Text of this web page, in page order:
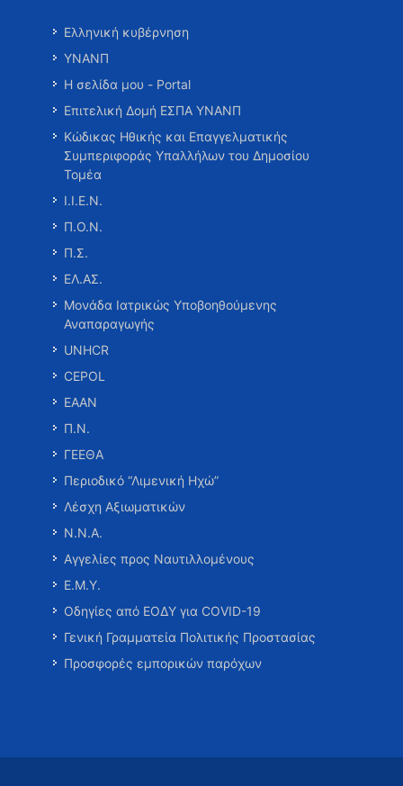
Ελληνική κυβέρνηση
ΥΝΑΝΠ
Η σελίδα μου - Portal
Επιτελική Δομή ΕΣΠΑ ΥΝΑΝΠ
Κώδικας Ηθικής και Επαγγελματικής
Συμπεριφοράς Υπαλλήλων του Δημοσίου
Τομέα
Ι.Ι.Ε.Ν.
Π.Ο.Ν.
Π.Σ.
ΕΛ.ΑΣ.
Μονάδα Ιατρικώς Υποβοηθούμενης
Αναπαραγωγής
UNHCR
CEPOL
ΕΑΑΝ
Π.Ν.
ΓΕΕΘΑ
Περιοδικό “Λιμενική Ηχώ”
Λέσχη Αξιωματικών
Ν.Ν.Α.
Αγγελίες προς Ναυτιλλομένους
Ε.Μ.Υ.
Οδηγίες από ΕΟΔΥ για COVID-19
Γενική Γραμματεία Πολιτικής Προστασίας
Προσφορές εμπορικών παρόχων